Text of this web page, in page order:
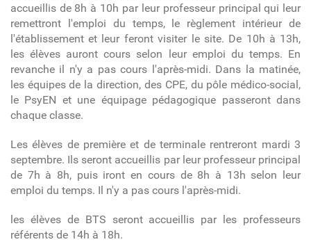
accueillis de 8h à 10h par leur professeur principal qui leur
remettront l'emploi du temps, le règlement intérieur de
l'établissement et leur feront visiter le site. De 10h à 13h,
les élèves auront cours selon leur emploi du temps. En
revanche il n'y a pas cours l'après-midi. Dans la matinée,
les équipes de la direction, des CPE, du pôle médico-social,
le PsyEN et une équipage pédagogique passeront dans
chaque classe.
Les élèves de première et de terminale rentreront mardi 3
septembre. Ils seront accueillis par leur professeur principal
de 7h à 8h, puis iront en cours de 8h à 13h selon leur
emploi du temps. Il n'y a pas cours l'après-midi.
les élèves de BTS seront accueillis par les professeurs
référents de 14h à 18h.